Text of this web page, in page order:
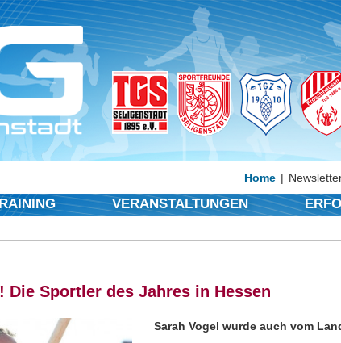
Home
VERANSTALTUNGEN
Die Sportler des Jahres in Hessen
Sarah Vogel wurde auch vom